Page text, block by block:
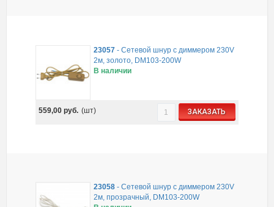
23057 -Сетевой шнур с диммером 230V
2м, золото, DM103-200W
В наличии
559,00руб. (шт) ЗАКАЗАТЬ
23058 -Сетевой шнур с диммером 230V
2м, прозрачный, DM103-200W